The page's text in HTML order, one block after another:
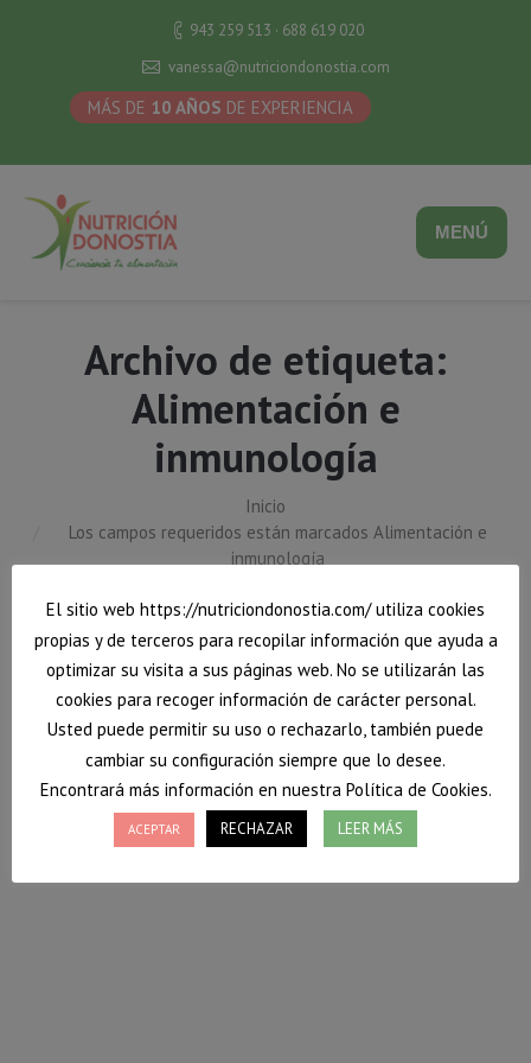
943 259 513 · 688 619 020
vanessa@nutriciondonostia.com
MÁS DE 10 AÑOS DE EXPERIENCIA
MENÚ
Archivo de etiqueta:
Alimentación e
inmunología
Inicio
Los campos requeridos están marcados Alimentación e
inmunología
El sitio web https://nutriciondonostia.com/ utiliza cookies
propias y de terceros para recopilar información que ayuda a
optimizar su visita a sus páginas web. No se utilizarán las
cookies para recoger información de carácter personal.
Usted puede permitir su uso o rechazarlo, también puede
cambiar su configuración siempre que lo desee.
Encontrará más información en nuestra Política de Cookies.
ACEPTAR RECHAZAR LEER MÁS